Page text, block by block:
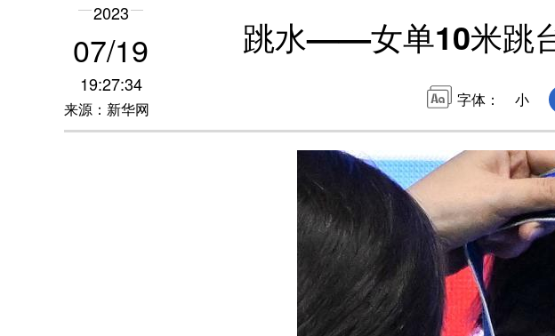
2023
07/19
19:27:34
来源：新华网
跳水——女单10米跳
字体： 小